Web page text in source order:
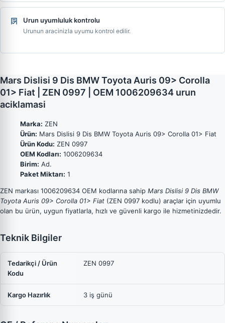
Urun uyumluluk kontrolu
Urunun aracinizla uyumu kontrol edilir.
Mars Dislisi 9 Dis BMW Toyota Auris 09> Corolla
01> Fiat | ZEN 0997 | OEM 1006209634 urun
aciklamasi
Marka: ZEN
Ürün: Mars Dislisi 9 Dis BMW Toyota Auris 09> Corolla 01> Fiat
Ürün Kodu: ZEN 0997
OEM Kodları: 1006209634
Birim: Ad.
Paket Miktarı: 1
ZEN markası 1006209634 OEM kodlarına sahip Mars Dislisi 9 Dis BMW
Toyota Auris 09> Corolla 01> Fiat (ZEN 0997 kodlu) araçlar için uyumlu
olan bu ürün, uygun fiyatlarla, hızlı ve güvenli kargo ile hizmetinizdedir.
Teknik Bilgiler
Tedarikçi / Ürün
Kodu
ZEN 0997
Kargo Hazırlık 3 iş günü